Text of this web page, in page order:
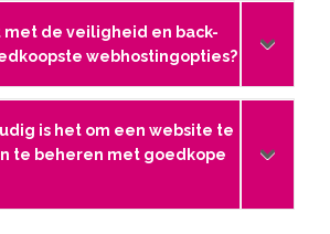
met de veiligheid en back-
webhostingopties?
is het om een website te
te beheren met goedkope